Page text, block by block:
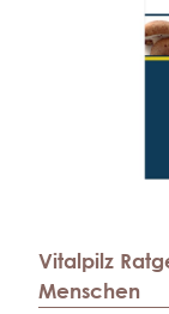
Vitalpilz
Menschen